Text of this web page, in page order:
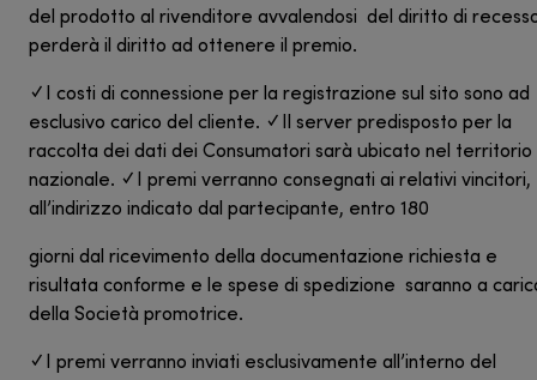
del prodotto al rivenditore avvalendosi del diritto di
perderà il diritto ad ottenere il premio.
✓ I costi di connessione per la registrazione sul sito sono ad
esclusivo carico del cliente. ✓ Il server predisposto per la
raccolta dei dati dei Consumatori sarà ubicato nel territorio
nazionale. ✓ I premi verranno consegnati ai relativi vincitori,
all’indirizzo indicato dal partecipante, entro 180
giorni dal ricevimento della documentazione richiesta e
risultata conforme e le spese di spedizione saranno a
della Società promotrice.
✓ I premi verranno inviati esclusivamente all’interno del